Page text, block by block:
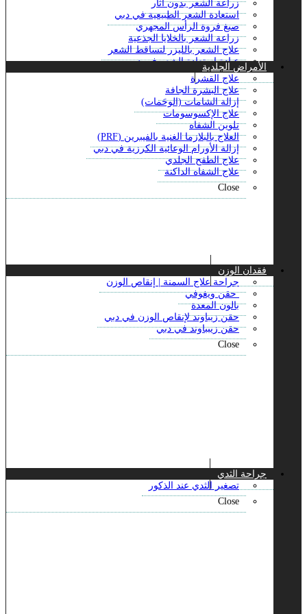
علاج ندبات حب الشباب بالليزر
علاجات مكافحة الشيخوخة
علاج حب الشباب
علاج ديرمابين
علاج فرط التعرق
علاج الترددات الراديوية
Close
زراعة الشعر بدون آثار
استعادة الشعر الطبيعية في دبي
صبغ فروة الرأس المجهري
زراعة الشعر بالخلايا الجذعية
علاج الشعر بالليزر لتساقط الشعر
عيادة استعادة الشعر في دبي
علاج الصلع للذكور
زراعة شعر الجسم
العلاج الطبيعي لخط الشعر
الخط الأمامي لتصفيف الشعر
زراعة شعر السوالف
علاج تساقط الشعر ACell PRP
زراعة الشعر بالاقتطاف
زراعة الشعر بالشريحة
زراعة الشعر المباشر
علاج جي اف سي للشعر في دبي
زراعة الشعر بالمنظار
علاج الثعلبة البقعية
Close
الأمراض الجلدية
علاج القشرة
علاج البشرة الجافة
إزالة الشامات (الوحَمات)
علاج الإكسوسومات
تلوين الشفاه
العلاج بالبلازما الغنية بالفيبرين (PRF)
إزالة الأورام الوعائية الكرزية في دبي
علاج الطفح الجلدي
علاج الشفاه الداكنة
Close
فقدان الوزن
جراحة علاج السمنة | إنقاص الوزن
حقن ويغوفي
بالون المعدة
حقن زيباوند لإنقاص الوزن في دبي
حقن زيبباوند في دبي
Close
جراحة الثدي
تصغير الثدي عند الذكور
Close